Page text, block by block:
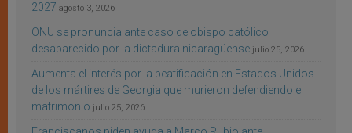
2027 agosto 3, 2026
ONU se pronuncia ante caso de obispo católico
desaparecido por la dictadura nicaragüense julio 25, 2026
Aumenta el interés por la beatificación en Estados Unidos
de los mártires de Georgia que murieron defendiendo el
matrimonio julio 25, 2026